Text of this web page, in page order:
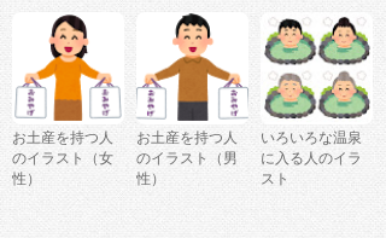
お土産を持つ人
のイラスト（女
性）
お土産を持つ人
のイラスト（男
性）
いろいろな温泉
に入る人のイラ
スト